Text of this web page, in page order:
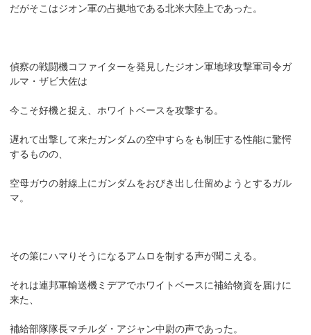
だがそこはジオン軍の占拠地である北米大陸上であった。
偵察の戦闘機コファイターを発見したジオン軍地球攻撃軍司令ガ
ルマ・ザビ大佐は
今こそ好機と捉え、ホワイトベースを攻撃する。
遅れて出撃して来たガンダムの空中すらをも制圧する性能に驚愕
するものの、
空母ガウの射線上にガンダムをおびき出し仕留めようとするガル
マ。
その策にハマりそうになるアムロを制する声が聞こえる。
それは連邦軍輸送機ミデアでホワイトベースに補給物資を届けに
来た、
補給部隊隊長マチルダ・アジャン中尉の声であった。